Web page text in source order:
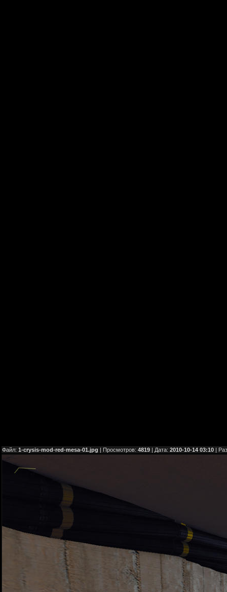
Файл: 1-crysis-mod-red-mesa-01.jpg | Просмотров: 4819 | Дата: 2010-10-14 03:10 |